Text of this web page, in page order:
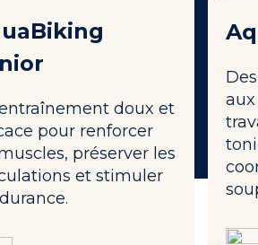
doux et
pour renforcer
préserver les
et stimuler